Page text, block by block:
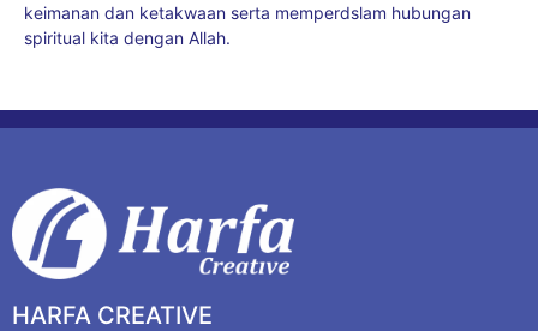
keimanan dan ketakwaan serta memperdslam hubungan
spiritual kita dengan Allah.
HARFA CREATIVE